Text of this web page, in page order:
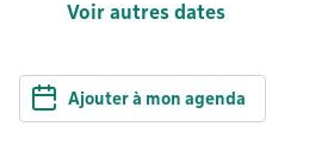
Voir autres dates
Ajouter à mon agenda